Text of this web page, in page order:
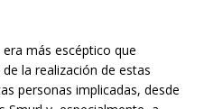
era más escéptico que
la realización de estas
personas implicadas, desde